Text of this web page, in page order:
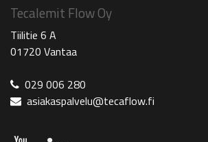
Tecalemit Flow Oy
Tiilitie 6 A
01720 Vantaa
029 006 280
asiakaspalvelu@tecaflow.fi